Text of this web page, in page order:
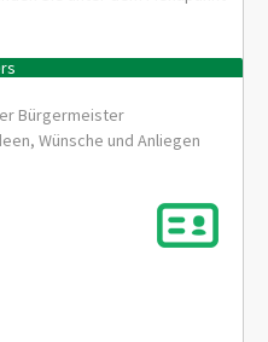
Bürgermeister
Wünsche und Anliegen